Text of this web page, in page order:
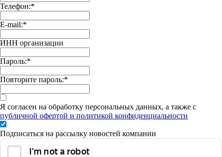
Телефон:*
E-mail:*
ИНН организации
Пароль:*
Повторите пароль:*
Я согласен на обработку персональных данных, а также с
публичной офертой и политикой конфиденциальности
Подписаться на рассылку новостей компании